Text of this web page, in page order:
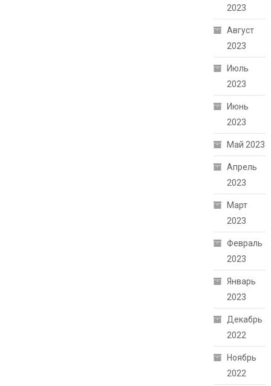
2023
Август
2023
Июль
2023
Июнь
2023
Май 2023
Апрель
2023
Март
2023
Февраль
2023
Январь
2023
Декабрь
2022
Ноябрь
2022